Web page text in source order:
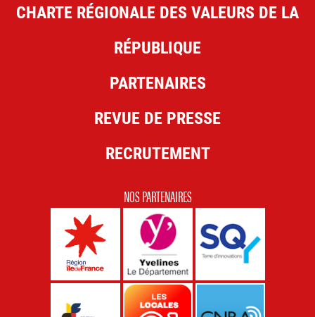
CHARTE RÉGIONALE DES VALEURS DE LA
RÉPUBLIQUE
PARTENAIRES
REVUE DE PRESSE
RECRUTEMENT
NOS PARTENAIRES